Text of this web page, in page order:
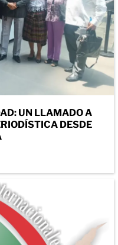
UN LLAMADO A
DESDE